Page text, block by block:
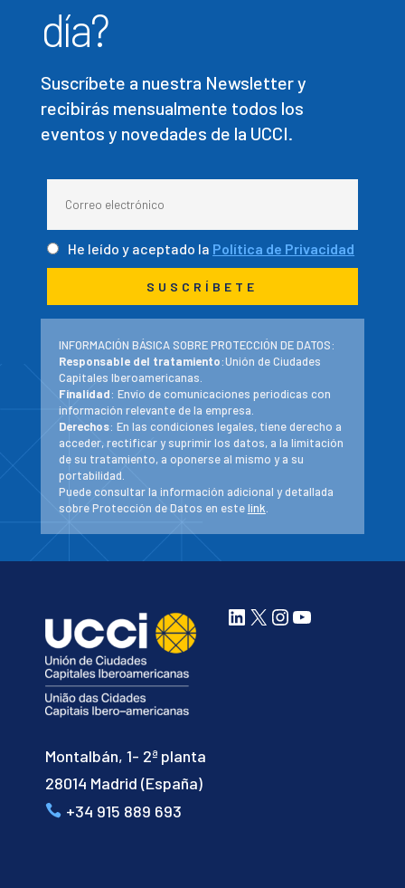
día?
Suscríbete a nuestra Newsletter y
recibirás mensualmente todos los
eventos y novedades de la UCCI.
He leído y aceptado la Política de Privacidad
INFORMACIÓN BÁSICA SOBRE PROTECCIÓN DE DATOS:
Responsable del tratamiento:Unión de Ciudades
Capitales Iberoamericanas.
Finalidad: Envío de comunicaciones periodicas con
información relevante de la empresa.
Derechos: En las condiciones legales, tiene derecho a
acceder, rectificar y suprimir los datos, a la limitación
de su tratamiento, a oponerse al mismo y a su
portabilidad.
Puede consultar la información adicional y detallada
sobre Protección de Datos en estelink
Montalbán, 1- 2ª planta
28014 Madrid (España)
+34 915 889 693
LinkedIn
X Instagram
YouTube